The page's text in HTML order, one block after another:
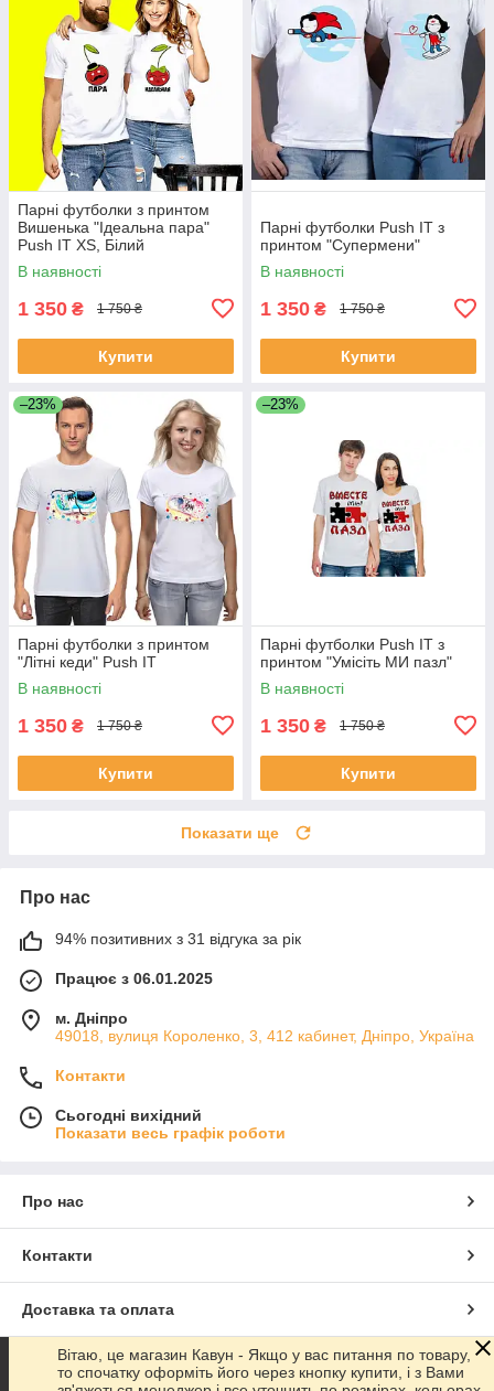
Парні футболки з принтом
Вишенька "Ідеальна пара"
Push IT XS, Білий
В наявності
1 350 ₴ 1 750 ₴
Купити
Парні футболки Push IT з
принтом "Супермени"
В наявності
1 350 ₴ 1 750 ₴
Купити
–23%
Парні футболки з принтом
"Літні кеди" Push IT
В наявності
1 350 ₴ 1 750 ₴
Купити
–23%
Парні футболки Push IT з
принтом "Умісіть МИ пазл"
В наявності
1 350 ₴ 1 750 ₴
Купити
Показати ще
Про нас
94% позитивних з 31 відгука за рік
Працює з 06.01.2025
м. Дніпро
49018, вулиця Короленко, 3, 412 кабинет, Дніпро, Україна
Контакти
Сьогодні вихідний
Показати весь графік роботи
Про нас
Контакти
Доставка та оплата
Графік роботи
Вітаю, це магазин Кавун - Якщо у вас питання по товару,
то спочатку оформіть його через кнопку купити, і з Вами